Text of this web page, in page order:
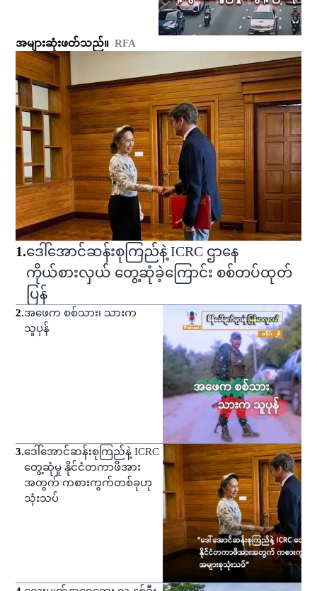
အများဆုံးဖတ်သည်။ RFA
1.ဒေါ်အောင်ဆန်းစုကြည်နဲ့ ICRC ဌာနေ
ကိုယ်စားလှယ် တွေ့ဆုံခဲ့ကြောင်း စစ်တပ်ထုတ်
ပြန်
2.အဖေက စစ်သား၊ သားက
သူပုန်
3.ဒေါ်အောင်ဆန်းစုကြည်နဲ့ ICRC
တွေ့ဆုံမှု နိုင်ငံတကာဖိအား
အတွက် ကစားကွက်တစ်ခုဟု
သုံးသပ်